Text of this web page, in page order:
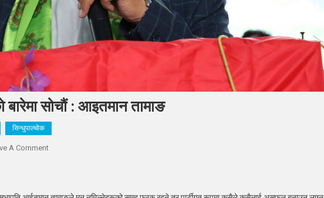
बारेमा सोचौं : आइतमान तामाङ
सिन्धुपाल्चोक
A CommentOn